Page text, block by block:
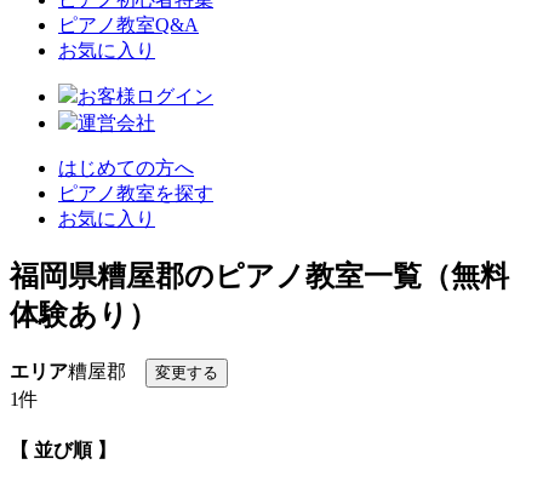
ピアノ教室Q&A
お気に入り
お客様ログイン
運営会社
はじめての方へ
ピアノ教室を探す
お気に入り
福岡県糟屋郡のピアノ教室一覧（無料
体験あり）
エリア糟屋郡
1件
【 並び順 】